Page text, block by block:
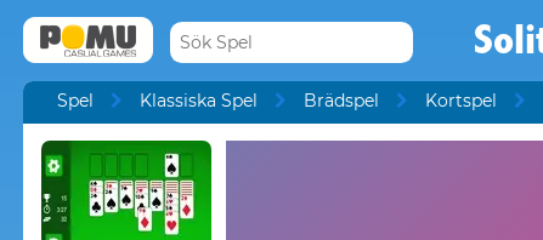
Spel Klassiska Spel Brädspel Kortspel